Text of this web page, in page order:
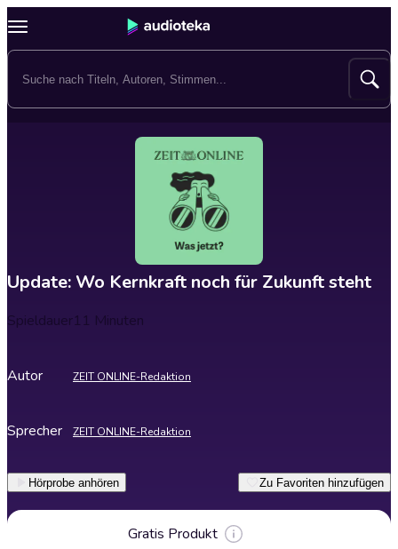
Update: Wo Kernkraft noch für Zukunft steht
Spieldauer11 Minuten
Autor ZEIT ONLINE-Redaktion
Sprecher ZEIT ONLINE-Redaktion
Hörprobe anhören Zu Favoriten hinzufügen
Gratis Produkt